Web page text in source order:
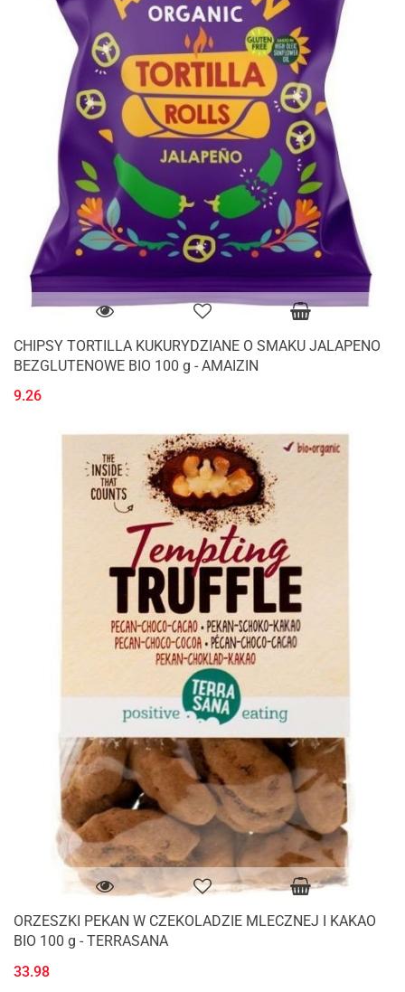
CHIPSY TORTILLA KUKURYDZIANE O SMAKU JALAPENO
BEZGLUTENOWE BIO 100 g - AMAIZIN
9.26
ORZESZKI PEKAN W CZEKOLADZIE MLECZNEJ I KAKAO
BIO 100 g - TERRASANA
33.98